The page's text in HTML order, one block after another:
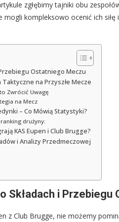
zgłębimy tajniki obu
mogli kompleksowo ocenić ich
Ostatniego Meczu
na Przyszłe Mecze
Zwrócić Uwagę
na Mecz
– Co Mówią Statystyki?
drużyny:
KAS Eupen i Club Brugge?
i Analizy Przedmeczowej
Składach i Przebiegu
z Club Brugge, nie możemy